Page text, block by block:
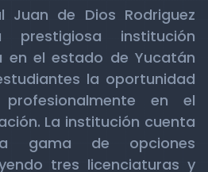
Juan de Dios Rodriguez
institución
en el estado de Yucatán
la oportunidad
en el
La institución cuenta
gama de opciones
tres licenciaturas y